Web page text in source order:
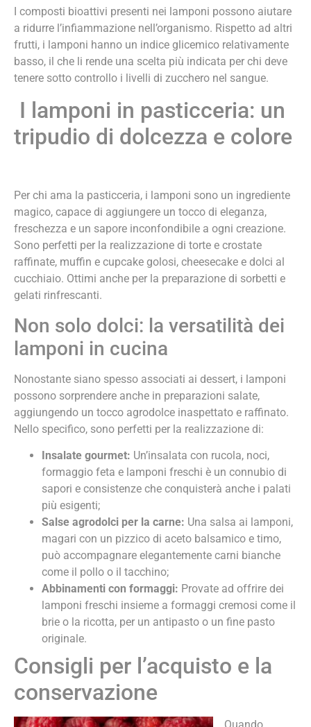
I composti bioattivi presenti nei lamponi possono aiutare
a ridurre l’infiammazione nell’organismo. Rispetto ad altri
frutti, i lamponi hanno un indice glicemico relativamente
basso, il che li rende una scelta più indicata per chi deve
tenere sotto controllo i livelli di zucchero nel sangue.
I lamponi in pasticceria: un
tripudio di dolcezza e colore
Per chi ama la pasticceria, i lamponi sono un ingrediente
magico, capace di aggiungere un tocco di eleganza,
freschezza e un sapore inconfondibile a ogni creazione.
Sono perfetti per la realizzazione di torte e crostate
raffinate, muffin e cupcake golosi, cheesecake e dolci al
cucchiaio. Ottimi anche per la preparazione di sorbetti e
gelati rinfrescanti.
Non solo dolci: la versatilità dei
lamponi in cucina
Nonostante siano spesso associati ai dessert, i lamponi
possono sorprendere anche in preparazioni salate,
aggiungendo un tocco agrodolce inaspettato e raffinato.
Nello specifico, sono perfetti per la realizzazione di:
Insalate gourmet: Un’insalata con rucola, noci,
formaggio feta e lamponi freschi è un connubio di
sapori e consistenze che conquisterà anche i palati
più esigenti;
Salse agrodolci per la carne: Una salsa ai lamponi,
magari con un pizzico di aceto balsamico e timo,
può accompagnare elegantemente carni bianche
come il pollo o il tacchino;
Abbinamenti con formaggi: Provate ad offrire dei
lamponi freschi insieme a formaggi cremosi come il
brie o la ricotta, per un antipasto o un fine pasto
originale.
Consigli per l’acquisto e la
conservazione